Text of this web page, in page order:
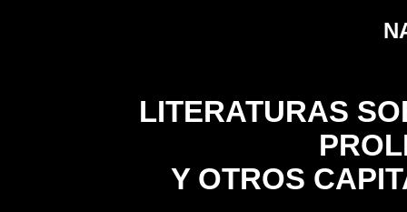
LITERATURAS
Y OTROS